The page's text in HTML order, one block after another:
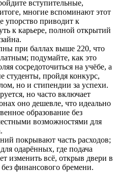
вступительные,
многие вспоминают этот
упорство приводит к
к карьере, полной открытий
при баллах выше 220, что
подумайте, как это
сосредоточиться на учёбе, а
студенты, пройдя конкурс,
но и стипендии за успехи.
но часто включает
оно дешевле, что идеально
образование без
возможностями для
покрывают часть расходов;
одарённых, где подача
изменить всё, открыв двери в
финансового бремени.